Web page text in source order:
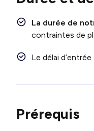
La durée de
contraintes de
Le délai
Prérequis